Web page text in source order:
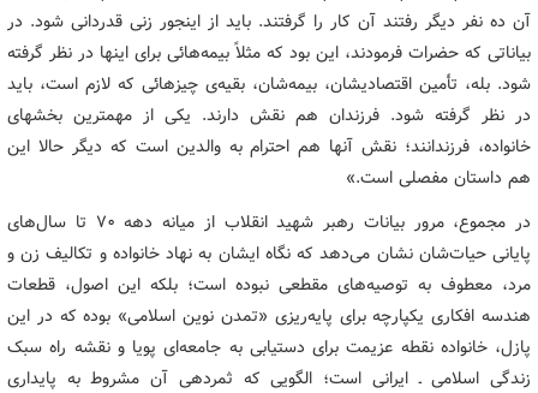
آن ده نفر دیگر رفتند آن کار را گرفتند. باید از اینجور زنی قدردانی شود. در
بیاناتی که حضرات فرمودند، این بود که مثلاً بیمه‌هائی برای اینها در نظر گرفته
شود. بله، تأمین اقتصادیشان، بیمه‌شان، بقیه‌ی چیزهائی که لازم است، باید
در نظر گرفته شود. فرزندان هم نقش دارند. یکی از مهمترین بخشهای
خانواده، فرزندانند؛ نقش آنها هم احترام به والدین است که دیگر حالا این
هم داستان مفصلی است.»
در مجموع،‌ مرور بیانات رهبر شهید انقلاب از میانه دهه ۷۰ تا سال‌های
پایانی حیات‌شان نشان می‌دهد که نگاه ایشان به نهاد خانواده و تکالیف زن و
مرد، معطوف به توصیه‌های مقطعی نبوده است؛ بلکه این اصول، قطعات
هندسه افکاری یکپارچه برای پایه‌ریزی «تمدن نوین اسلامی» بوده که در این
پازل، خانواده نقطه عزیمت برای دستیابی به جامعه‌ای پویا و نقشه راه سبک
زندگی اسلامی ـ ایرانی است؛ الگویی که ثمردهی آن مشروط به پایداری